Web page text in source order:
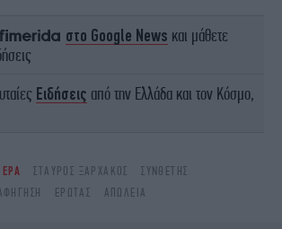
στο Google News και μάθετε
Ειδήσεις από την Ελλάδα και τον Κόσμο,
ΣΤΑΎΡΟΣ ΞΑΡΧΆΚΟΣ
ΣΥΝΘΈΤΗΣ
ΈΡΩΤΑΣ ΑΠΏΛΕΙΑ